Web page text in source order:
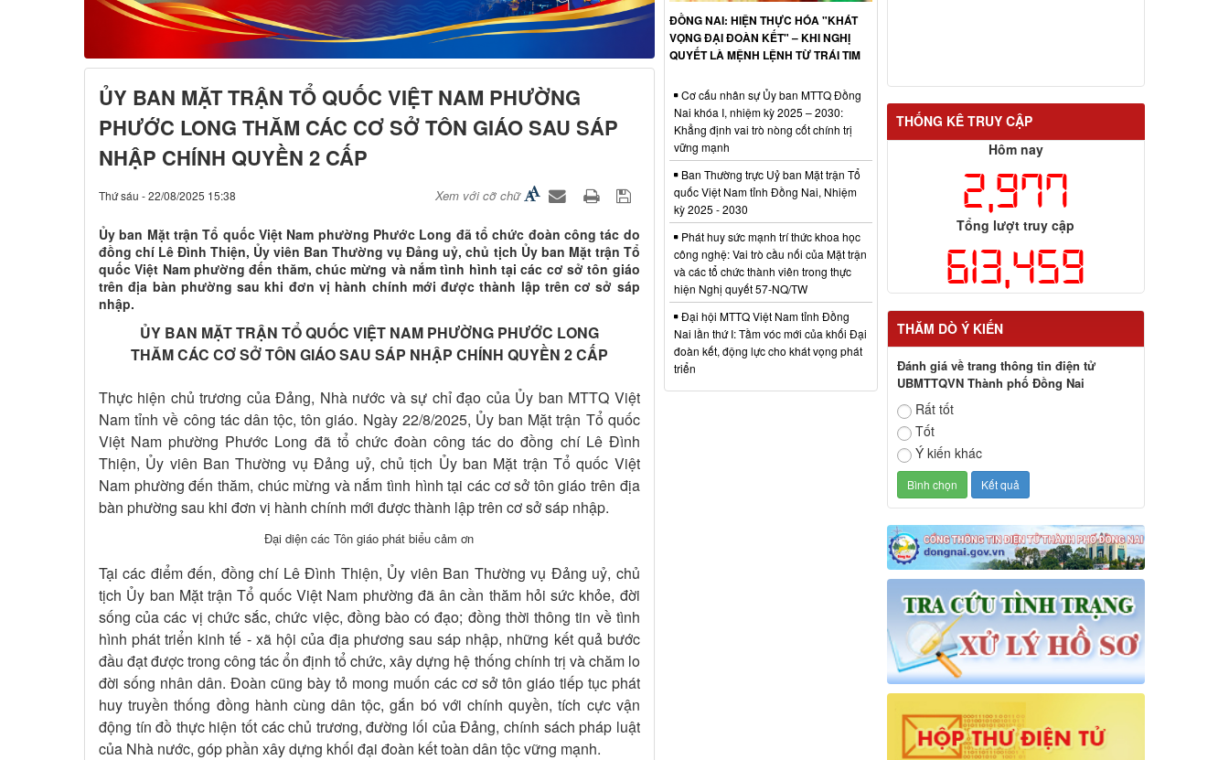
ỦY BAN MẶT TRẬN TỔ QUỐC VIỆT NAM PHƯỜNG
PHƯỚC LONG THĂM CÁC CƠ SỞ TÔN GIÁO SAU SÁP
NHẬP CHÍNH QUYỀN 2 CẤP
Thứ sáu - 22/08/2025 15:38 Xem với cỡ chữ
Ủy ban Mặt trận Tổ quốc Việt Nam phường Phước Long đã tổ chức đoàn công tác do
đồng chí Lê Đình Thiện, Ủy viên Ban Thường vụ Đảng uỷ, chủ tịch Ủy ban Mặt trận Tổ
quốc Việt Nam phường đến thăm, chúc mừng và nắm tình hình tại các cơ sở tôn giáo
trên địa bàn phường sau khi đơn vị hành chính mới được thành lập trên cơ sở sáp
nhập.
ỦY BAN MẶT TRẬN TỔ QUỐC VIỆT NAM PHƯỜNG PHƯỚC LONG
THĂM CÁC CƠ SỞ TÔN GIÁO SAU SÁP NHẬP CHÍNH QUYỀN 2 CẤP
Thực hiện chủ trương của Đảng, Nhà nước và sự chỉ đạo của Ủy ban MTTQ Việt
Nam tỉnh về công tác dân tộc, tôn giáo. Ngày 22/8/2025, Ủy ban Mặt trận Tổ quốc
Việt Nam phường Phước Long đã tổ chức đoàn công tác do đồng chí Lê Đình
Thiện, Ủy viên Ban Thường vụ Đảng uỷ, chủ tịch Ủy ban Mặt trận Tổ quốc Việt
Nam phường đến thăm, chúc mừng và nắm tình hình tại các cơ sở tôn giáo trên địa
bàn phường sau khi đơn vị hành chính mới được thành lập trên cơ sở sáp nhập.
Đại diện các Tôn giáo phát biểu cảm ơn
Tại các điểm đến, đồng chí Lê Đình Thiện, Ủy viên Ban Thường vụ Đảng uỷ, chủ
tịch Ủy ban Mặt trận Tổ quốc Việt Nam phường đã ân cần thăm hỏi sức khỏe, đời
sống của các vị chức sắc, chức việc, đồng bào có đạo; đồng thời thông tin về tình
hình phát triển kinh tế - xã hội của địa phương sau sáp nhập, những kết quả bước
đầu đạt được trong công tác ổn định tổ chức, xây dựng hệ thống chính trị và chăm lo
đời sống nhân dân. Đoàn cũng bày tỏ mong muốn các cơ sở tôn giáo tiếp tục phát
huy truyền thống đồng hành cùng dân tộc, gắn bó với chính quyền, tích cực vận
động tín đồ thực hiện tốt các chủ trương, đường lối của Đảng, chính sách pháp luật
của Nhà nước, góp phần xây dựng khối đại đoàn kết toàn dân tộc vững mạnh.
THỐNG KÊ TRUY CẬP
Hôm nay
2,977
Tổng lượt truy cập
613,459
THĂM DÒ Ý KIẾN
Đánh giá về trang thông tin điện tử
UBMTTQVN Thành phố Đồng Nai
Rất tốt
Tốt
Ý kiến khác
ĐỒNG NAI: HIỆN THỰC HÓA "KHÁT
VỌNG ĐẠI ĐOÀN KẾT" – KHI NGHỊ
QUYẾT LÀ MỆNH LỆNH TỪ TRÁI TIM
Cơ cấu nhân sự Ủy ban MTTQ Đồng
Nai khóa I, nhiệm kỳ 2025 – 2030:
Khẳng định vai trò nòng cốt chính trị
vững mạnh
Ban Thường trực Uỷ ban Mặt trận Tổ
quốc Việt Nam tỉnh Đồng Nai, Nhiệm
kỳ 2025 - 2030
Phát huy sức mạnh trí thức khoa học
công nghệ: Vai trò cầu nối của Mặt trận
và các tổ chức thành viên trong thực
hiện Nghị quyết 57-NQ/TW
Đại hội MTTQ Việt Nam tỉnh Đồng
Nai lần thứ I: Tầm vóc mới của khối Đại
đoàn kết, động lực cho khát vọng phát
triển